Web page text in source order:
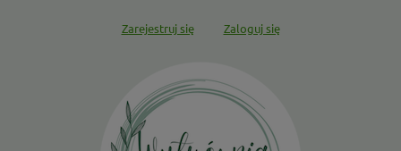
Zarejestruj się Zaloguj się